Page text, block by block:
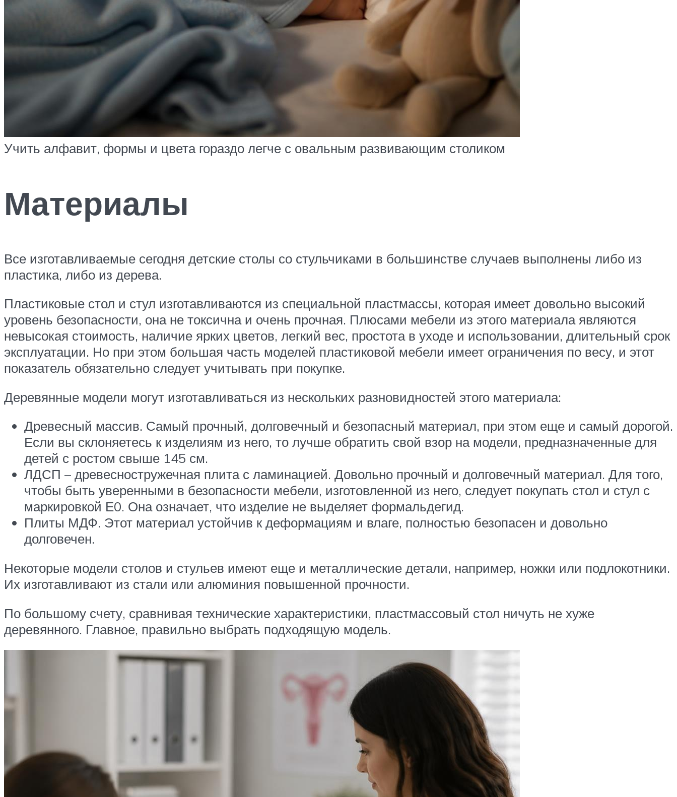
Учить алфавит, формы и цвета гораздо легче с овальным развивающим столиком
Материалы
Все изготавливаемые сегодня детские столы со стульчиками в большинстве случаев выполнены либо из
пластика, либо из дерева.
Пластиковые стол и стул изготавливаются из специальной пластмассы, которая имеет довольно высокий
уровень безопасности, она не токсична и очень прочная. Плюсами мебели из этого материала являются
невысокая стоимость, наличие ярких цветов, легкий вес, простота в уходе и использовании, длительный срок
эксплуатации. Но при этом большая часть моделей пластиковой мебели имеет ограничения по весу, и этот
показатель обязательно следует учитывать при покупке.
Деревянные модели могут изготавливаться из нескольких разновидностей этого материала:
Древесный массив. Самый прочный, долговечный и безопасный материал, при этом еще и самый дорогой.
Если вы склоняетесь к изделиям из него, то лучше обратить свой взор на модели, предназначенные для
детей с ростом свыше 145 см.
ЛДСП – древесностружечная плита с ламинацией. Довольно прочный и долговечный материал. Для того,
чтобы быть уверенными в безопасности мебели, изготовленной из него, следует покупать стол и стул с
маркировкой Е0. Она означает, что изделие не выделяет формальдегид.
Плиты МДФ. Этот материал устойчив к деформациям и влаге, полностью безопасен и довольно
долговечен.
Некоторые модели столов и стульев имеют еще и металлические детали, например, ножки или подлокотники.
Их изготавливают из стали или алюминия повышенной прочности.
По большому счету, сравнивая технические характеристики, пластмассовый стол ничуть не хуже
деревянного. Главное, правильно выбрать подходящую модель.